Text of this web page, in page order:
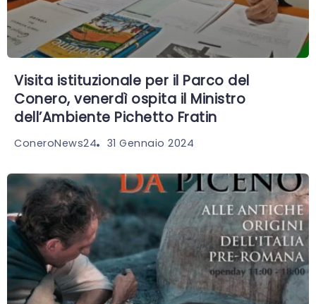
Visita istituzionale per il Parco del
Conero, venerdì ospita il Ministro
dell’Ambiente Pichetto Fratin
ConeroNews24 31 Gennaio 2024